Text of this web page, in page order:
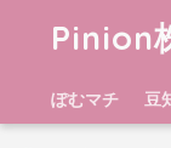
Pinion
ぽむマチ 豆